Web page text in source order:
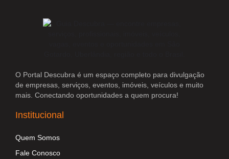
O Portal Descubra é um espaço completo para divulgação
de empresas, serviços, eventos, imóveis, veículos e muito
mais. Conectando oportunidades a quem procura!
Institucional
Quem Somos
Fale Conosco